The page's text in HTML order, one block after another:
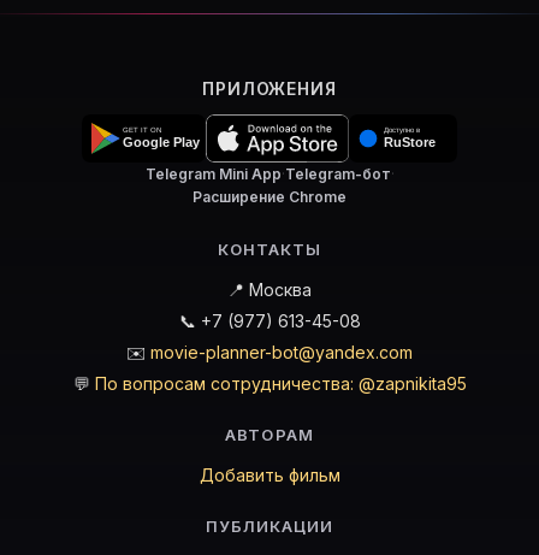
ПРИЛОЖЕНИЯ
Telegram Mini App·Telegram-бот·
Расширение Chrome
КОНТАКТЫ
📍 Москва
📞 +7 (977) 613-45-08
✉️ movie-planner-bot@yandex.com
💬 По вопросам сотрудничества: @zapnikita95
АВТОРАМ
Добавить фильм
ПУБЛИКАЦИИ